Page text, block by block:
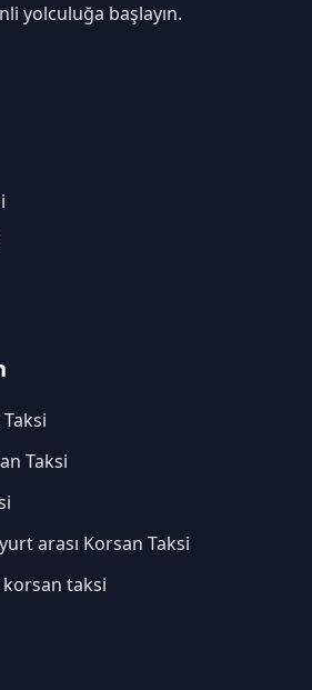
yolculuğa başlayın.
Taksi
arası Korsan Taksi
taksi